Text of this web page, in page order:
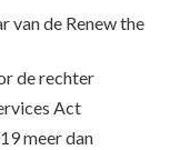
van de Renew the
de rechter
Act
meer dan